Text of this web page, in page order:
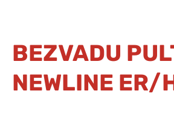
BEZVADU
NEWLINE ER/